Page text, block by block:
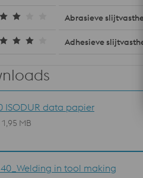
Abrasieve
Adhesieve
ISODUR data papier
1,95 MB
in tool making